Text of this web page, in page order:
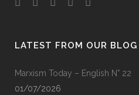
LATEST FROM OUR BLOG
Marxism Today – English N° 22
01/07/2026